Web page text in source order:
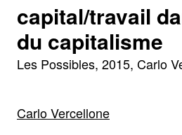
capital/travail
du capitalisme
Les Possibles 2015 Carlo
Carlo Vercellone